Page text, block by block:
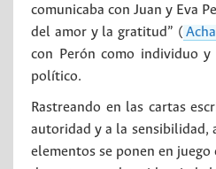
comunicaba con Juan y Eva
del amor y la gratitud” (
con Perón como individuo
político.
Rastreando en las cartas
autoridad y a la sensibilidad,
elementos se ponen en